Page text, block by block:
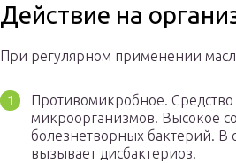
Действие на
При регулярном применении
Противомикробное.
микроорганизмов. Высокое
болезнетворных бактерий. В
вызывает дисбактериоз.